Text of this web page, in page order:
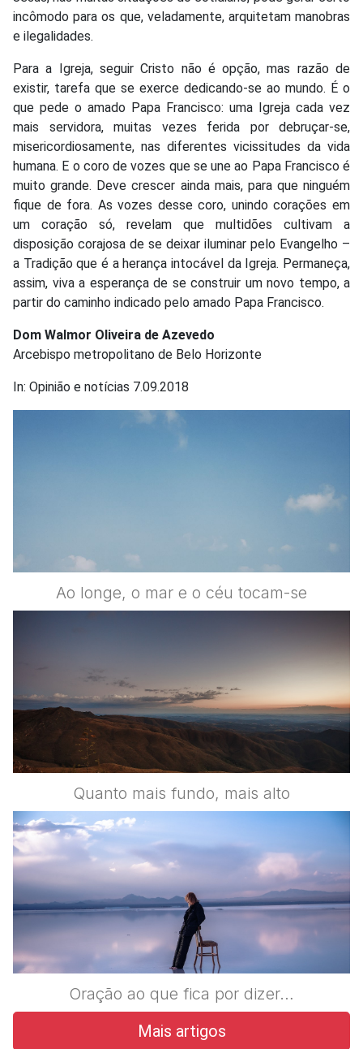
incômodo para os que, veladamente, arquitetam manobras
e ilegalidades.
Para a Igreja, seguir Cristo não é opção, mas razão de
existir, tarefa que se exerce dedicando-se ao mundo. É o
que pede o amado Papa Francisco: uma Igreja cada vez
mais servidora, muitas vezes ferida por debruçar-se,
misericordiosamente, nas diferentes vicissitudes da vida
humana. E o coro de vozes que se une ao Papa Francisco é
muito grande. Deve crescer ainda mais, para que ninguém
fique de fora. As vozes desse coro, unindo corações em
um coração só, revelam que multidões cultivam a
disposição corajosa de se deixar iluminar pelo Evangelho –
a Tradição que é a herança intocável da Igreja. Permaneça,
assim, viva a esperança de se construir um novo tempo, a
partir do caminho indicado pelo amado Papa Francisco.
Dom Walmor Oliveira de Azevedo
Arcebispo metropolitano de Belo Horizonte
In: Opinião e notícias 7.09.2018
Ao longe, o mar e o céu tocam-se
Quanto mais fundo, mais alto
Oração ao que fica por dizer…
Mais artigos